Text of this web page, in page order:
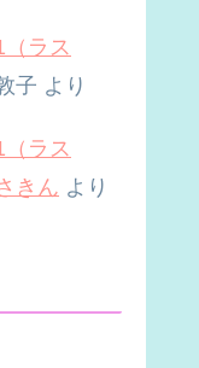
ラス
子 より
ラス
きん より